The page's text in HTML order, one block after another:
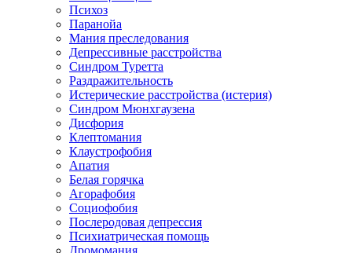
Психоз
Паранойа
Мания преследования
Депрессивные расстройства
Синдром Туретта
Раздражительность
Истерические расстройства (истерия)
Синдром Мюнхгаузена
Дисфория
Клептомания
Клаустрофобия
Апатия
Белая горячка
Агорафобия
Социофобия
Послеродовая депрессия
Психиатрическая помощь
Дромомания